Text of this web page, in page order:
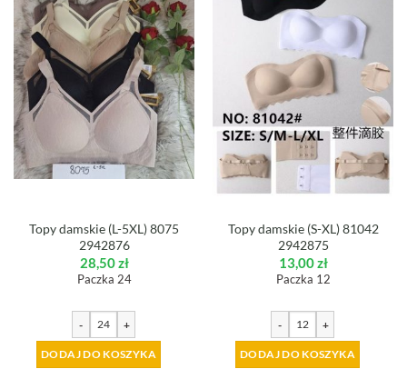
Topy damskie (L-5XL) 8075
2942876
28,50zł
Paczka 24
- +
DODAJ DO KOSZYKA
Topy damskie (S-XL) 81042
2942875
13,00zł
Paczka 12
- +
DODAJ DO KOSZYKA